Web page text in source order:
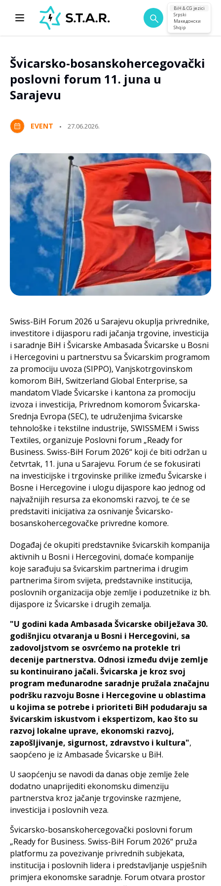
BiH & CG jezici
Srpski
Македонски
Shqip
Švicarsko-bosanskohercegovački
poslovni forum 11. juna u
Sarajevu
EVENT 27.06.2026.
Swiss-BiH Forum 2026 u Sarajevu okuplja privrednike,
investitore i dijasporu radi jačanja trgovine, investicija
i saradnje BiH i Švicarske Ambasada Švicarske u Bosni
i Hercegovini u partnerstvu sa Švicarskim programom
za promociju uvoza (SIPPO), Vanjskotrgovinskom
komorom BiH, Switzerland Global Enterprise, sa
mandatom Vlade Švicarske i kantona za promociju
izvoza i investicija, Privrednom komorom Švicarska-
Srednja Evropa (SEC), te udruženjima švicarske
tehnološke i tekstilne industrije, SWISSMEM i Swiss
Textiles, organizuje Poslovni forum „Ready for
Business. Swiss-BiH Forum 2026“ koji će biti održan u
četvrtak, 11. juna u Sarajevu. Forum će se fokusirati
na investicijske i trgovinske prilike između Švicarske i
Bosne i Hercegovine i ulogu dijaspore kao jednog od
najvažnijih resursa za ekonomski razvoj, te će se
predstaviti inicijativa za osnivanje Švicarsko-
bosanskohercegovačke privredne komore.
Događaj će okupiti predstavnike švicarskih kompanija
aktivnih u Bosni i Hercegovini, domaće kompanije
koje sarađuju sa švicarskim partnerima i drugim
partnerima širom svijeta, predstavnike institucija,
poslovnih organizacija obje zemlje i poduzetnike iz bh.
dijaspore iz Švicarske i drugih zemalja.
"U godini kada Ambasada Švicarske obilježava 30.
godišnjicu otvaranja u Bosni i Hercegovini, sa
zadovoljstvom se osvrćemo na protekle tri
decenije partnerstva. Odnosi između dvije zemlje
su kontinuirano jačali. Švicarska je kroz svoj
program međunarodne saradnje pružala značajnu
podršku razvoju Bosne i Hercegovine u oblastima
u kojima se potrebe i prioriteti BiH podudaraju sa
švicarskim iskustvom i ekspertizom, kao što su
razvoj lokalne uprave, ekonomski razvoj,
zapošljivanje, sigurnost, zdravstvo i kultura",
saopćeno je iz Ambasade Švicarske u BiH.
U saopćenju se navodi da danas obje zemlje žele
dodatno unaprijediti ekonomsku dimenziju
partnerstva kroz jačanje trgovinske razmjene,
investicija i poslovnih veza.
Švicarsko-bosanskohercegovački poslovni forum
„Ready for Business. Swiss-BiH Forum 2026“ pruža
platformu za povezivanje privrednih subjekata,
institucija i poslovnih lidera i predstavljanje uspješnih
primjera ekonomske saradnje. Forum otvara prostor